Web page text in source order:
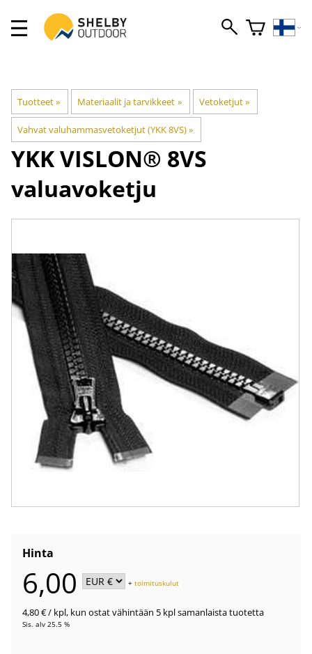
Tuotteet‪» Materiaalit ja tarvikkeet ‪» Vetoketjut‪»
Vahvat valuhammasvetoketjut (YKK 8VS)‪»
YKKVISLON® 8VS
valuavoketju
Hinta
6,00 +toimituskulut
4,80 €/ kpl, kun ostat vähintään 5 kpl samanlaista tuotetta
Sis. alv 25.5 %